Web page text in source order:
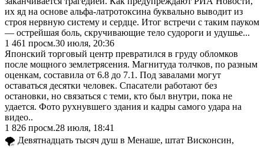
их яд на основе альфа-латротоксина буквально выводит из
строя нервную систему и сердце. Итог встречи с таким пауком
— острейшая боль, скручивающие тело судороги и удушье...
1 461 просм.30 июля, 20:36
Японский торговый центр превратился в груду обломков
после мощного землетрясения. Магнитуда толчков, по разным
оценкам, составила от 6.8 до 7.1. Под завалами могут
оставаться десятки человек. Спасатели работают без
остановки, но связаться с теми, кто был внутри, пока не
удается. Фото рухнувшего здания и кадры самого удара на
видео..
1 826 просм.28 июля, 18:41
🌪️ Девятнадцать тысяч душ в Менаше, штат Висконсин,